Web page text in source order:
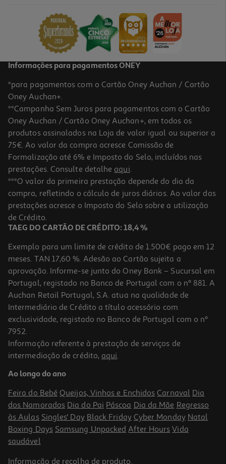
25,99 €
Peitoral Para Cão Curli Air Mesh Azul S
25.99 €/un
25,99 €
Peitoral Para Cão Curli Air Mesh Preto S
25.99 €/un
25,99 €
Informações para pagamentos ONEY
*para pagamentos com o Cartão Oney Auchan / Cartão
Oney Auchan+.
**Campanha Sem Juros para pagamentos com o Cartão
Oney Auchan / Cartão Oney Auchan+, em todos os
produtos assinalados na Loja de valor igual ou superior a
75€. Ao valor da compra acresce Comissão de
Formalização até 6% e Imposto do Selo, incluídos nas
prestações. Consulte detalhe aqui.
***O valor da primeira prestação depende do dia da
compra, refletindo o cálculo de juros diários. Ao valor das
prestações acresce o Imposto do Selo sobre a utilização
de Crédito.
TAEG DO CARTÃO DE CRÉDITO: 18,4 %
Exemplo para um limite de crédito de 1.500€ pago em 12
meses. TAN 17,60 %. Adesão ao Cartão sujeita a
aprovação. Informe-se junto do Oney Bank – Sucursal em
Portugal, registado no Banco de Portugal com o nº 881. A
Auchan Retail Portugal, S.A. atua na qualidade de
Intermediário de Crédito a título acessório com
exclusividade, registado no Banco de Portugal com o nº
7952.
Informação referente à prestação de serviços de
intermediação de crédito, aqui.
Ao longo do ano
Feira do Bebé Queijos, Vinhos e Enchidos Carnaval Dia
dos Namorados Dia do Pai Páscoa Dia da Mãe Regresso
às Aulas Singles' Day Black Friday Cyber Monday Natal
Boxing Days Samsung Unpacked After Hours Vida
saudável
Informação de recolha de produto.